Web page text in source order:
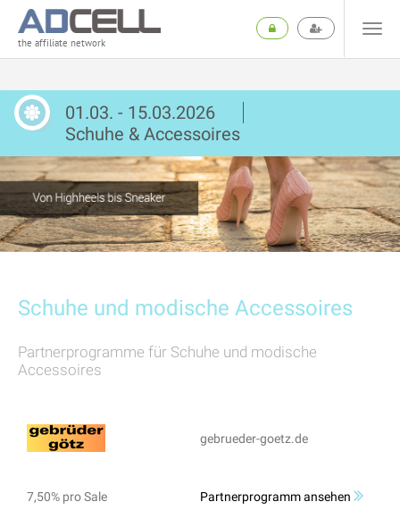
the affiliate network
01.03. - 15.03.2026
Schuhe & Accessoires
Schuhe und modische Accessoires
Partnerprogramme für Schuhe und modische
Accessoires
gebrueder-goetz.de
7,50% pro Sale Partnerprogramm ansehen